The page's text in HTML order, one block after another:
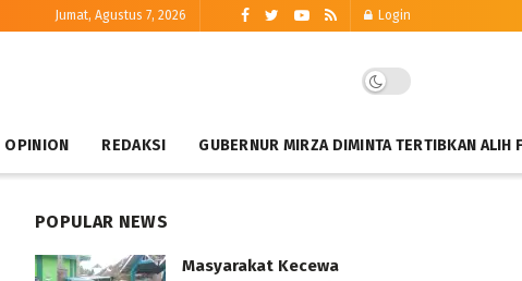
Jumat, Agustus 7, 2026 Login
OPINION REDAKSI GUBERNUR MIRZA DIMINTA TERTIBKAN ALIH
POPULAR NEWS
Masyarakat Kecewa